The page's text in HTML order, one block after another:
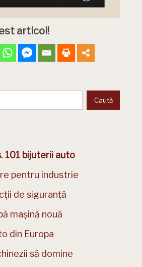
articol!
101 bijuterii auto
pentru industrie
de siguranță
mașină nouă
din Europa
să domine